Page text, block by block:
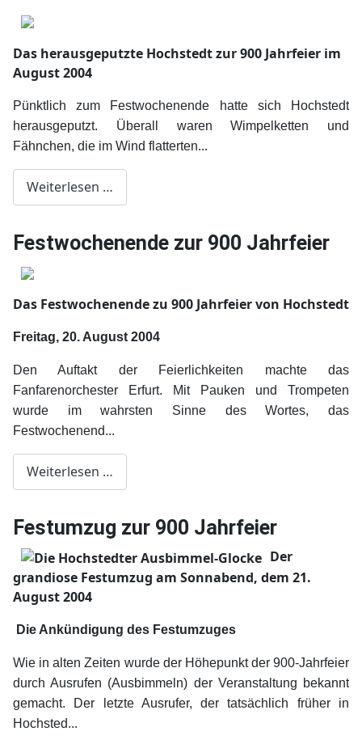
Das herausgeputzte Hochstedt zur 900 Jahrfeier im
August 2004
Pünktlich zum Festwochenende hatte sich Hochstedt
herausgeputzt. Überall waren Wimpelketten und
Fähnchen, die im Wind flatterten...
Weiterlesen …
Festwochenende zur 900 Jahrfeier
Das Festwochenende zu 900 Jahrfeier von Hochstedt
Freitag, 20. August 2004
Den Auftakt der Feierlichkeiten machte das
Fanfarenorchester Erfurt. Mit Pauken und Trompeten
wurde im wahrsten Sinne des Wortes, das
Festwochenend...
Weiterlesen …
Festumzug zur 900 Jahrfeier
Der
grandiose Festumzug am Sonnabend, dem 21.
August 2004
Die Ankündigung des Festumzuges
Wie in alten Zeiten wurde der Höhepunkt der 900-Jahrfeier
durch Ausrufen (Ausbimmeln) der Veranstaltung bekannt
gemacht. Der letzte Ausrufer, der tatsächlich früher in
Hochsted...